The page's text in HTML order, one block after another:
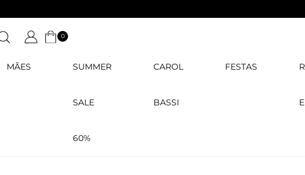
0
MÃES SUMMER
SALE
60%
CAROL
BASSI
FESTAS